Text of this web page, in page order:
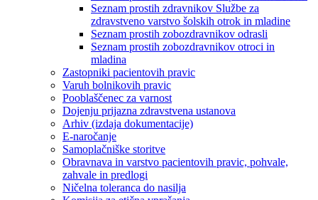
Seznam prostih zdravnikov Službe za
zdravstveno varstvo šolskih otrok in mladine
Seznam prostih zobozdravnikov odrasli
Seznam prostih zobozdravnikov otroci in
mladina
Zastopniki pacientovih pravic
Varuh bolnikovih pravic
Pooblaščenec za varnost
Dojenju prijazna zdravstvena ustanova
Arhiv (izdaja dokumentacije)
E-naročanje
Samoplačniške storitve
Obravnava in varstvo pacientovih pravic, pohvale,
zahvale in predlogi
Ničelna toleranca do nasilja